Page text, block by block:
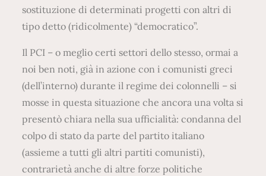
sostituzione di determinati progetti con altri di
tipo detto (ridicolmente) “democratico”.
Il PCI – o meglio certi settori dello stesso, ormai a
noi ben noti, già in azione con i comunisti greci
(dell’interno) durante il regime dei colonnelli – si
mosse in questa situazione che ancora una volta si
presentò chiara nella sua ufficialità: condanna del
colpo di stato da parte del partito italiano
(assieme a tutti gli altri partiti comunisti),
contrarietà anche di altre forze politiche